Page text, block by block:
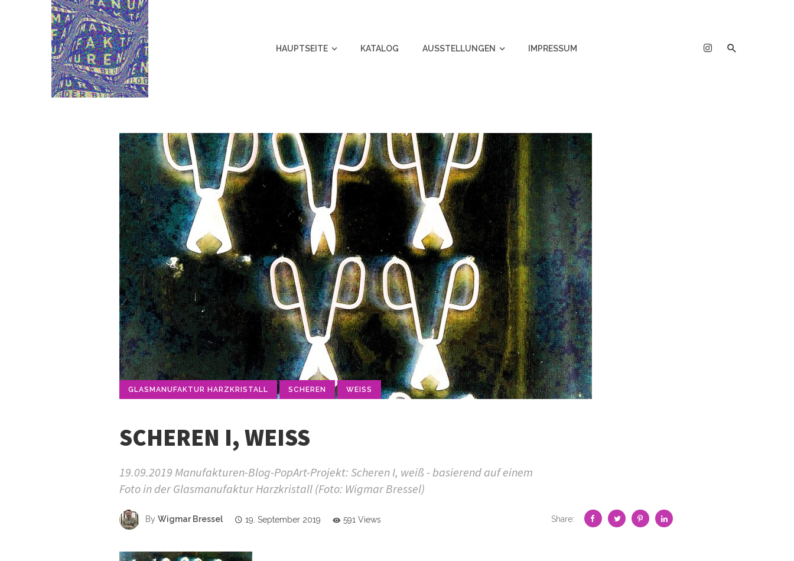
HAUPTSEITE KATALOG AUSSTELLUNGEN IMPRESSUM
GLASMANUFAKTUR HARZKRISTALL SCHEREN WEISS
SCHEREN I, WEISS
19.09.2019 Manufakturen-Blog-PopArt-Projekt: Scheren I, weiß - basierend auf einem
Foto in der Glasmanufaktur Harzkristall (Foto: Wigmar Bressel)
By Wigmar Bressel 19. September 2019 591 Views Share: